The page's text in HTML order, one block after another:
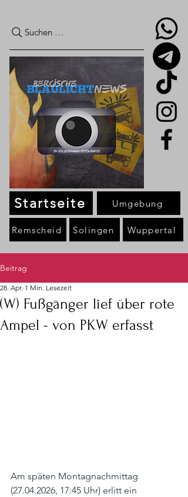
Suchen …
Startseite
Remscheid Solingen Wuppertal
Umgebung
Beitrag
(W) Fußgänger lief über rote
Ampel - von PKW erfasst
28. Apr. 1 Min. Lesezeit
Am späten Montagnachmittag
(27.04.2026, 17:45 Uhr) erlitt ein